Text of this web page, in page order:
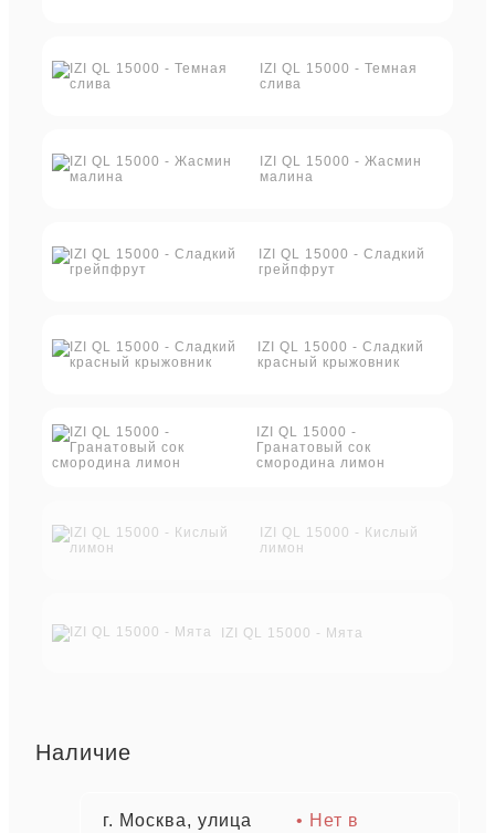
IZI QL 15000 - Темная
слива
IZI QL 15000 - Жасмин
малина
IZI QL 15000 - Сладкий
грейпфрут
IZI QL 15000 - Сладкий
красный крыжовник
IZI QL 15000 -
Гранатовый сок
смородина лимон
IZI QL 15000 - Кислый
лимон
IZI QL 15000 - Мята
Наличие
г. Москва, улица • Нет в